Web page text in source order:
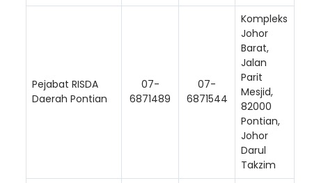
Pejabat RISDA
Daerah Pontian
07-
6871489
07-
6871544
Kompleks
Johor
Barat,
Jalan
Parit
Mesjid,
82000
Pontian,
Johor
Darul
Takzim